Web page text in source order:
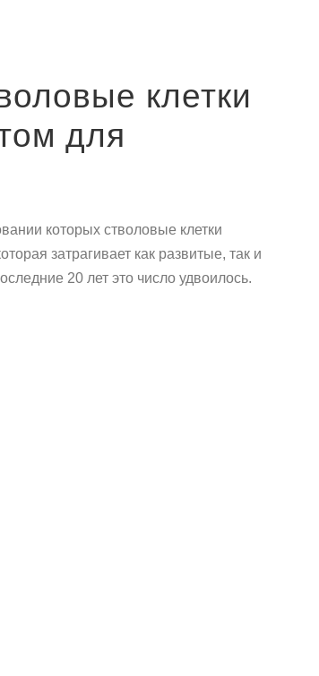
клетки
для
которых стволовые клетки
затрагивает как развитые, так и
20 лет это число удвоилось.